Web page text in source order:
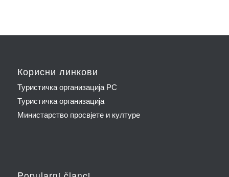
Корисни линкови
Туристичка организација РС
Туристичка организација
Министарство просвјете и културе